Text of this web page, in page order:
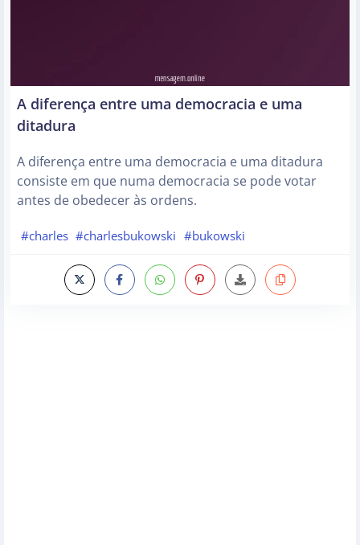
A diferença entre uma democracia e uma
ditadura
A diferença entre uma democracia e uma ditadura
consiste em que numa democracia se pode votar
antes de obedecer às ordens.
#charles #charlesbukowski #bukowski